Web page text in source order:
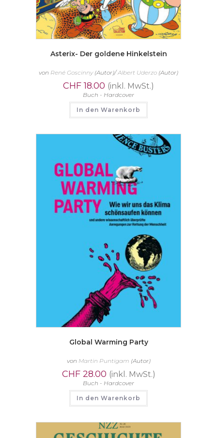
Asterix- Der goldene Hinkelstein
von René Goscinny(Autor)/Albert Uderzo (Autor)
CHF18.00 (inkl. MwSt.)
Buch - Hardcover
In den Warenkorb
Global Warming Party
von Martin Puntigam (Autor)
CHF28.00 (inkl. MwSt.)
Buch - Hardcover
In den Warenkorb